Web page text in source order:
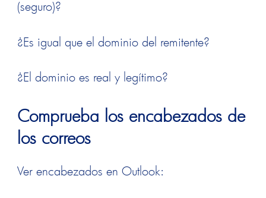
(seguro)?
¿Es igual que el dominio del remitente?
¿El dominio es real y legítimo?
Comprueba los encabezados de
los correos
Ver encabezados enOutlook: